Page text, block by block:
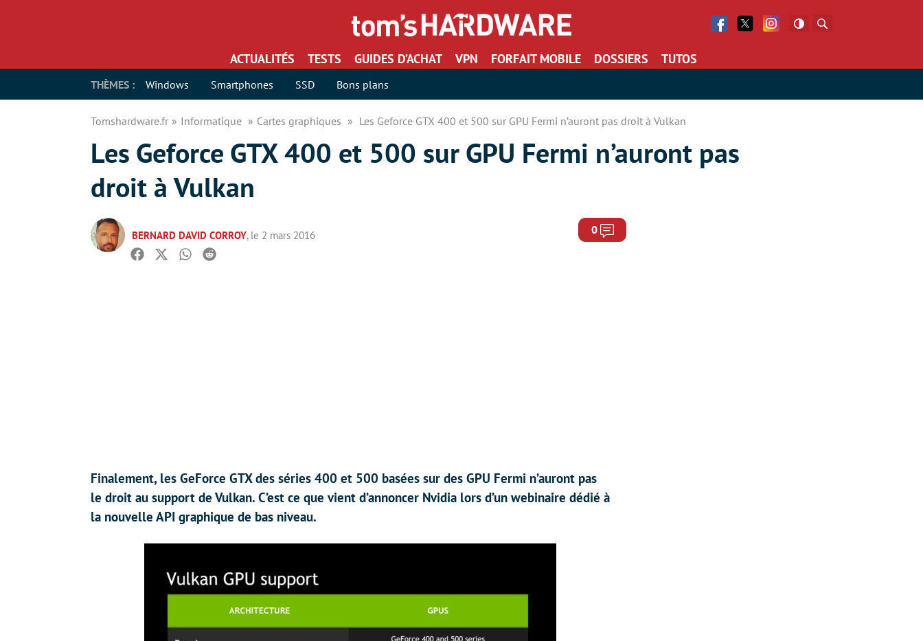
Facebook
Twitter Facebook
ACTUALITÉS TESTS GUIDES D’ACHAT VPN FORFAIT MOBILE DOSSIERS TUTOS
THÈMES : Windows Smartphones SSD Bons plans
Tomshardware.fr Informatique Cartes graphiques Les Geforce GTX 400 et 500 sur GPU Fermi n’auront pas droit à Vulkan
Les Geforce GTX 400 et 500 sur GPU Fermi n’auront pas
droit à Vulkan
BERNARD DAVID CORROY, le 2 mars 2016 0 Commentaires
Facebook
TwitterWhatsapp
Reddit
Finalement, les GeForce GTX des séries 400 et 500 basées sur des GPU Fermi n’auront pas
le droit au support de Vulkan. C’est ce que vient d’annoncer Nvidia lors d’un webinaire dédié à
la nouvelle API graphique de bas niveau.